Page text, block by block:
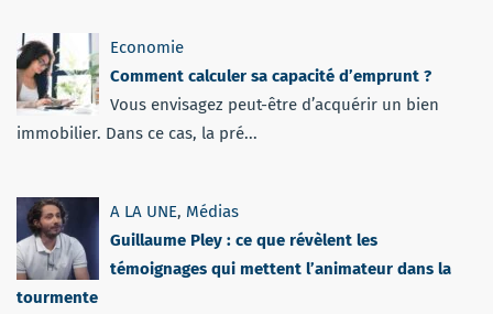
Economie
Comment calculer sa capacité d’emprunt ?
Vous envisagez peut-être d’acquérir un bien
immobilier. Dans ce cas, la pré...
A LA UNE, Médias
Guillaume Pley : ce que révèlent les
témoignages qui mettent l’animateur dans la
tourmente